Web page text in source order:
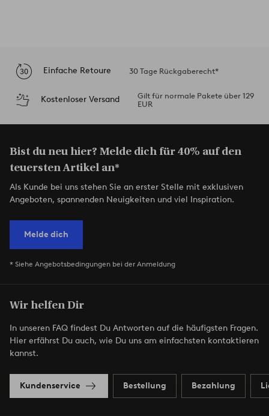
Einfache Retoure 30 Tage Rückgaberecht*
Kostenloser Versand
Gilt für normale Pakete über 129
EUR
Bist du neu hier? Melde dich für 40% auf den
teuersten Artikel an*
Als Kunde bei uns stehen Sie an erster Stelle mit exklusiven
Angeboten, spannenden Neuigkeiten und viel Inspiration.
Melde dich
* Siehe Angebotsbedingungen bei der Anmeldung
Wir helfen Dir
In unseren FAQ findest Du Antworten auf die häufigsten Fragen.
Hier erfährst Du auch, wie Du uns am einfachsten kontaktieren
kannst.
Kundenservice Bestellung Bezahlung